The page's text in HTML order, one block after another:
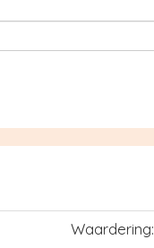
Waardering: